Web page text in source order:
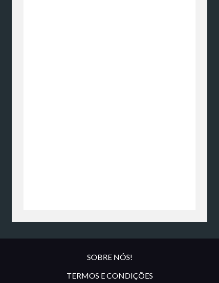
SOBRE NÓS!
TERMOS E CONDIÇÕES